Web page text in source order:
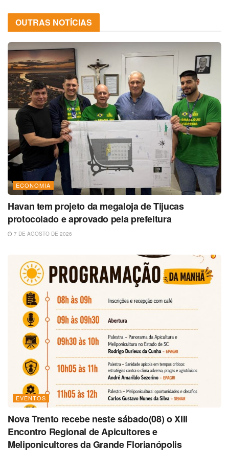
OUTRAS NOTÍCIAS
ECONOMIA
Havan tem projeto da megaloja de Tijucas
protocolado e aprovado pela prefeitura
7 DE AGOSTO DE 2026
EVENTOS
Nova Trento recebe neste sábado(08) o XIII
Encontro Regional de Apicultores e
Meliponicultores da Grande Florianópolis